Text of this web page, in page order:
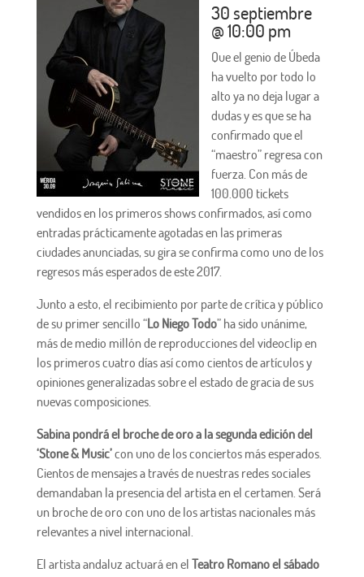
30 septiembre
@ 10:00 pm
Que el genio de Úbeda
ha vuelto por todo lo
alto ya no deja lugar a
dudas y es que se ha
confirmado que el
“maestro” regresa con
fuerza. Con más de
100.000 tickets
vendidos en los primeros shows confirmados, así como
entradas prácticamente agotadas en las primeras
ciudades anunciadas, su gira se confirma como uno de los
regresos más esperados de este 2017.
Junto a esto, el recibimiento por parte de crítica y público
de su primer sencillo “Lo Niego Todo” ha sido unánime,
más de medio millón de reproducciones del videoclip en
los primeros cuatro días así como cientos de artículos y
opiniones generalizadas sobre el estado de gracia de sus
nuevas composiciones.
Sabina pondrá el broche de oro a la segunda edición del
‘Stone & Music’con uno de los conciertos más esperados.
Cientos de mensajes a través de nuestras redes sociales
demandaban la presencia del artista en el certamen. Será
un broche de oro con uno de los artistas nacionales más
relevantes a nivel internacional.
El artista andaluz actuará en el Teatro Romano el sábado